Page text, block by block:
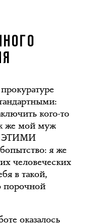
кого-то
же мой муж
ЭТИМИ
я же
человеческих
в такой,
порочной
оказалось